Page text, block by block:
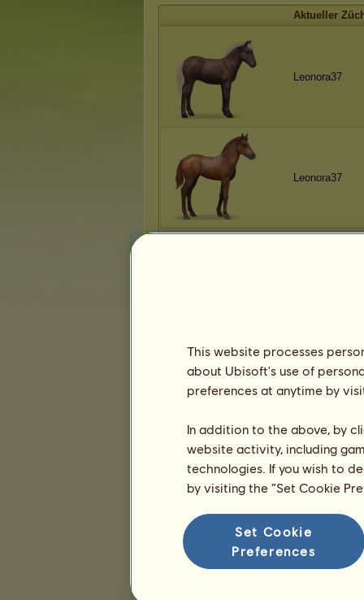
Aktueller
Leonora37
Leonora37
Leonora37
This website processes
about Ubisoft's use of
preferences at anytime by
In addition to the above, by
website activity, including
technologies. If you wish to
by visiting the “Set Cookie
Set Cookie
Preferences